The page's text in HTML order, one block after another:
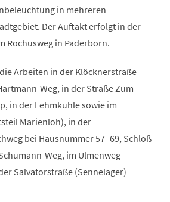
in mehreren
Der Auftakt erfolgt in der
Rochusweg in Paderborn.
Arbeiten in der Klöcknerstraße
Weg, in der Straße Zum
in der Lehmkuhle sowie im
Marienloh), in der
bei Hausnummer 57–69, Schloß
Weg, im Ulmenweg
Salvatorstraße (Sennelager)